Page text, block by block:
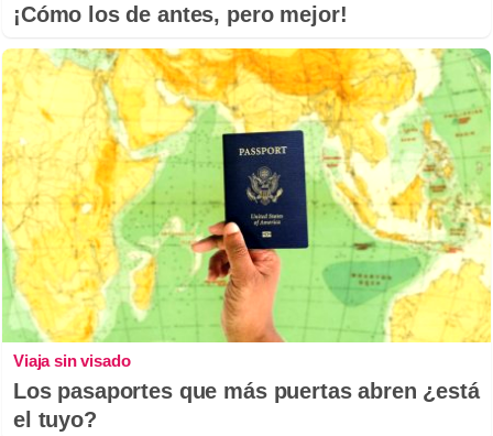
¡Cómo los de antes, pero mejor!
Viaja sin visado
Los pasaportes que más puertas abren ¿está
el tuyo?